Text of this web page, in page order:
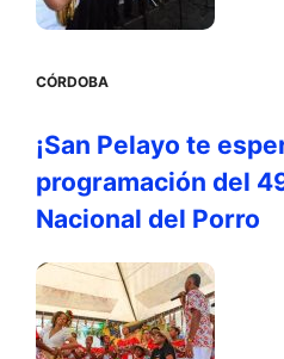
CÓRDOBA
¡San Pelayo te
programación del
Nacional del Porro